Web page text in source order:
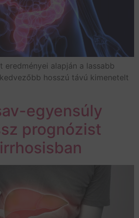
eredményei alapján a lassabb
hosszú távú kimenetelt
egyensúly
prognózist